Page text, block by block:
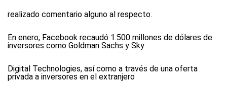
realizado comentario alguno al respecto.
En enero, Facebook recaudó 1.500 millones de dólares de
inversores como Goldman Sachs y Sky
Digital Technologies, así como a través de una oferta
privada a inversores en el extranjero